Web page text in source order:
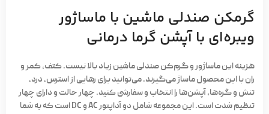
گرمکن صندلی ماشین با ماساژور
ویبره‌ای با آپشن گرما درمانی
هزینه این ماساژور و گرم‌کن صندلی ماشین زیاد بالا نیست. کتف، کمر و
ران با این محصول ماساژ می‌گیرند. می‌توانید برای رهایی از استرس، درد،
تنش و گره‌ها، آپشن‌ها را انتخاب و سفارشی کنید. چهار حالت و دارای چهار
تنظیم شدت است. این مجموعه شامل دو آداپتور AC و DC است که به شما